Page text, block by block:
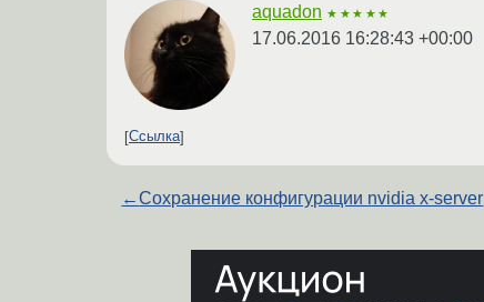
aquadon ★★★★★
17.06.2016 16:28:43 +00:00
Ссылка
←Сохранение конфигурации nvidia x-server